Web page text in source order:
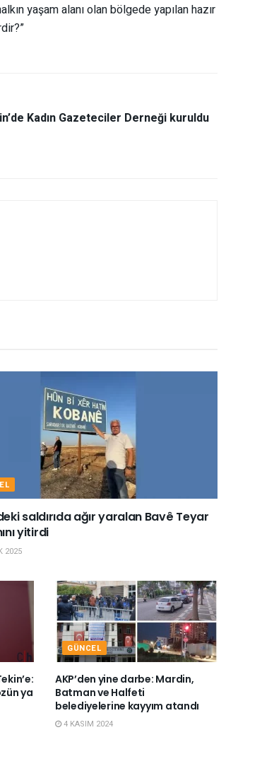
yaşam alanı olan bölgede yapılan hazır
Kadın Gazeteciler Derneği kuruldu
saldırıda ağır yaralan Bavê Teyar
yitirdi
2025
ya
GÜNCEL
AKP’den yine darbe: Mardin,
Batman ve Halfeti
belediyelerine kayyım atandı
4 KASIM 2024